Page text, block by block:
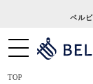
ベル
TOP